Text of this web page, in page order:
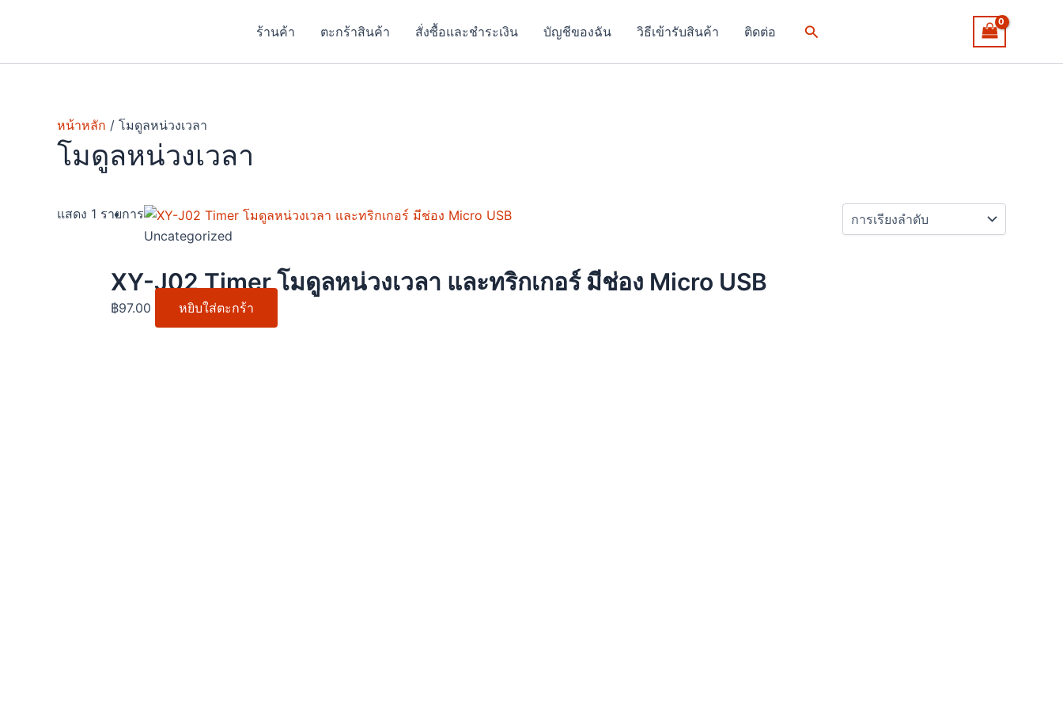
ร้านค้า ตะกร้าสินค้า สั่งซื้อและชำระเงิน บัญชีของฉัน วิธีเข้ารับสินค้า ติดต่อ Search
หน้าหลัก / โมดูลหน่วงเวลา
โมดูลหน่วงเวลา
แสดง 1 รายการ
Uncategorized
XY-J02 Timer โมดูลหน่วงเวลา และทริกเกอร์ มีช่อง Micro USB
฿97.00 หยิบใส่ตะกร้า